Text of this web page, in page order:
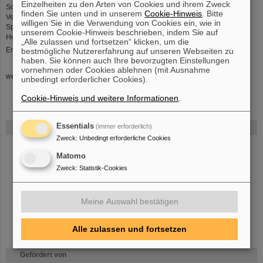
FAIR
Gefördert von
Schwerionenforschung und Beschleunigerentwicklung sowie die
Veröffentlichung der GSI Reihen GSI Scientific Reports und GSI Reports. Als
Spezialbibliothek kooperiert die Abteilung mit anderen Bibliotheken der
Helmholtz-Gemeinschaft.
Email:gsilibrary(at)gsi.de
webpage: 17.6.2026gsilibrary(at)gsi.de
Einzelheiten zu den Arten von Cookies und ihrem Zweck
finden Sie unten und in unseremCookie-Hinweis . Bitte
willigen Sie in die Verwendung von Cookies ein, wie in
unserem Cookie-Hinweis beschrieben, indem Sie auf
„Alle zulassen und fortsetzen“ klicken, um die
bestmögliche Nutzererfahrung auf unseren Webseiten zu
haben. Sie können auch Ihre bevorzugten Einstellungen
vornehmen oder Cookies ablehnen (mit Ausnahme
unbedingt erforderlicher Cookies).
Cookie-Hinweis und weitere Informationen
Essentials (immer erforderlich)
Zweck: Unbedingt erforderliche Cookies
Matomo
Zweck: Statistik-Cookies
Meine Auswahl bestätigen
Alle zulassen und fortsetzen